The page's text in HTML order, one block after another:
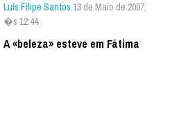
Luís Filipe Santos 13 de Maio de 2007,
�s 12:44
A «beleza» esteve em Fátima